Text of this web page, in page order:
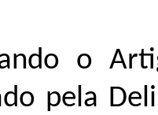
o
pela